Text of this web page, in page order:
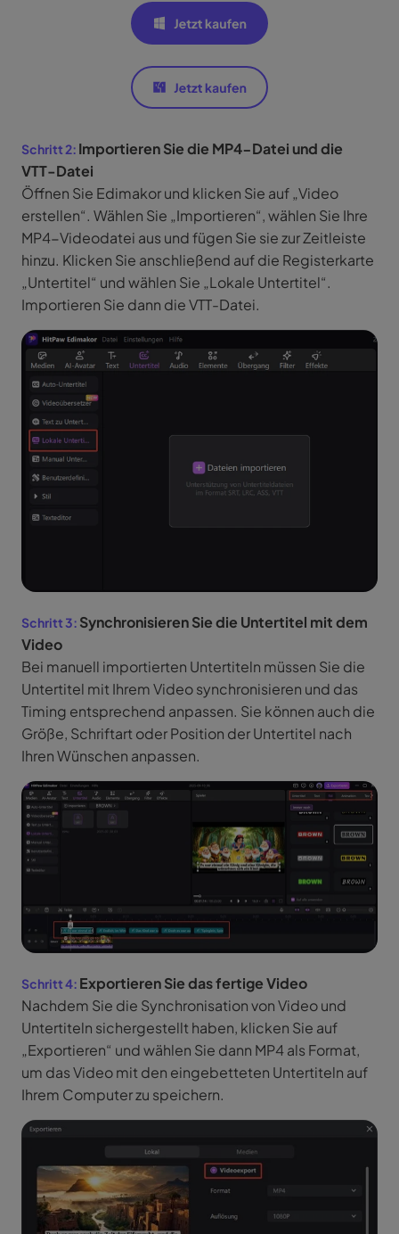
Importieren Sie die MP4-Datei und die
VTT-Datei
Öffnen Sie Edimakor und klicken Sie auf „Video
erstellen“. Wählen Sie „Importieren“, wählen Sie Ihre
MP4-Videodatei aus und fügen Sie sie zur Zeitleiste
hinzu. Klicken Sie anschließend auf die Registerkarte
„Untertitel“ und wählen Sie „Lokale Untertitel“.
Importieren Sie dann die VTT-Datei.
Synchronisieren Sie die Untertitel mit dem
Video
Bei manuell importierten Untertiteln müssen Sie die
Untertitel mit Ihrem Video synchronisieren und das
Timing entsprechend anpassen. Sie können auch die
Größe, Schriftart oder Position der Untertitel nach
Ihren Wünschen anpassen.
Exportieren Sie das fertige Video
Nachdem Sie die Synchronisation von Video und
Untertiteln sichergestellt haben, klicken Sie auf
„Exportieren“ und wählen Sie dann MP4 als Format,
um das Video mit den eingebetteten Untertiteln auf
Ihrem Computer zu speichern.